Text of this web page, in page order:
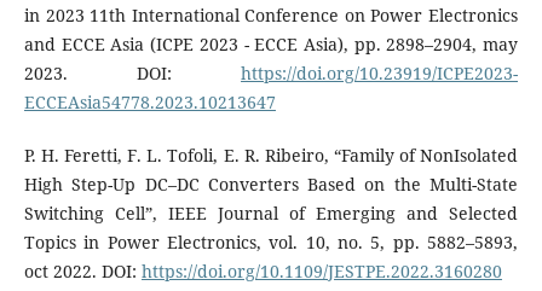
in 2023 11th International Conference on Power Electronics
and ECCE Asia (ICPE 2023 - ECCE Asia), pp. 2898–2904, may
2023. DOI:https://doi.org/10.23919/ICPE2023-
ECCEAsia54778.2023.10213647
P. H. Feretti, F. L. Tofoli, E. R. Ribeiro, “Family of NonIsolated
High Step-Up DC–DC Converters Based on the Multi-State
Switching Cell”, IEEE Journal of Emerging and Selected
Topics in Power Electronics, vol. 10, no. 5, pp. 5882–5893,
oct 2022. DOI: https://doi.org/10.1109/JESTPE.2022.3160280